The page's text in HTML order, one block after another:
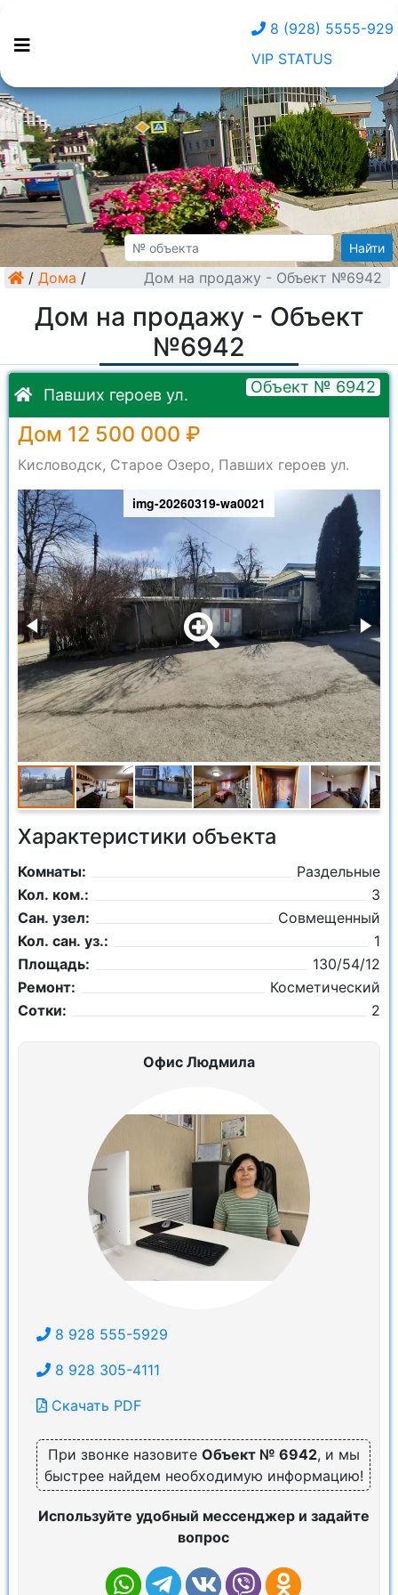
8 (928) 5555-929
VIP STATUS
Найти
/ Дома / Дом на продажу - Объект №6942
Дом на продажу - Объект
№6942
Павших героев ул. Объект № 6942
Дом 12 500 000 ₽
Кисловодск, Старое Озеро, Павших героев ул.
img-20260319-wa0021
Характеристики объекта
Комнаты:
Раздельные
Кол. ком.:
3
Сан. узел:
Совмещенный
Кол. сан. уз.:
1
Площадь:
130/54/12
Ремонт:
Косметический
Сотки:
2
Офис Людмила
8 928 555-5929
8 928 305-4111
Скачать PDF
При звонке назовите Объект № 6942, и мы
быстрее найдем необходимую информацию!
Используйте удобный мессенджер и задайте
вопрос